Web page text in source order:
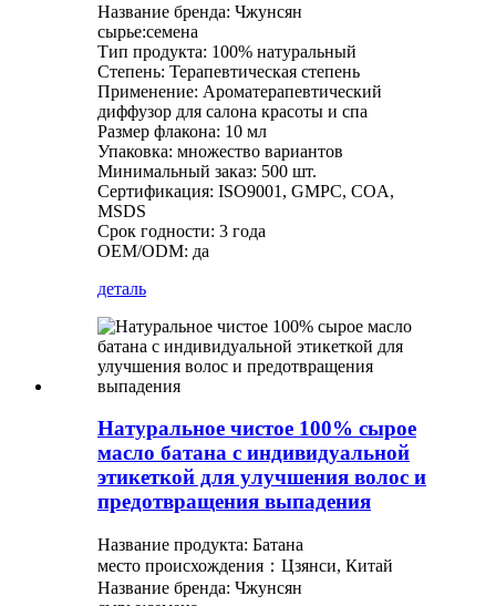
Название бренда: Чжунсян
сырье:семена
Тип продукта: 100% натуральный
Степень: Терапевтическая степень
Применение: Ароматерапевтический
диффузор для салона красоты и спа
Размер флакона: 10 мл
Упаковка: множество вариантов
Минимальный заказ: 500 шт.
Сертификация: ISO9001, GMPC, COA,
MSDS
Срок годности: 3 года
OEM/ODM: да
деталь
Натуральное чистое 100% сырое
масло батана с индивидуальной
этикеткой для улучшения волос и
предотвращения выпадения
Название продукта: Батана
место происхождения：Цзянси, Китай
Название бренда: Чжунсян